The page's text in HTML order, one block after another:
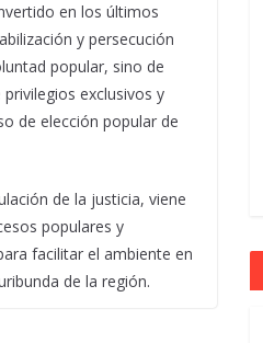
en los últimos
y persecución
popular, sino de
exclusivos y
de elección popular de
de la justicia, viene
populares y
facilitar el ambiente en
de la región.